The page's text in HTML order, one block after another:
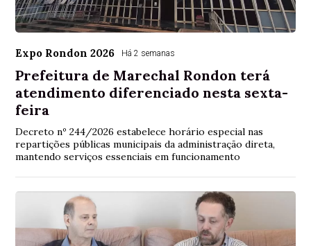
Expo Rondon 2026 Há 2 semanas
Prefeitura de Marechal Rondon terá
atendimento diferenciado nesta sexta-
feira
Decreto nº 244/2026 estabelece horário especial nas
repartições públicas municipais da administração direta,
mantendo serviços essenciais em funcionamento